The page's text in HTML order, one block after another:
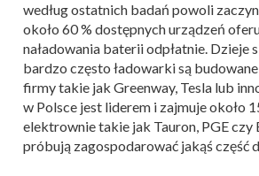
według ostatnich badań powoli
około 60 % dostępnych urządzeń
naładowania baterii odpłatnie. Dzieje
bardzo często ładowarki są
firmy takie jak Greenway, Tesla lub
w Polsce jest liderem i zajmuje około
elektrownie takie jak Tauron, PGE czy
próbują zagospodarować jakąś część